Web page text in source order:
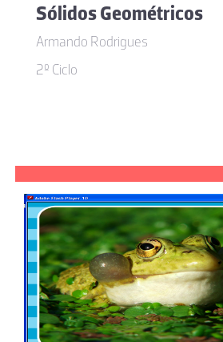
Sólidos Geométricos
Armando Rodrigues
2º Ciclo